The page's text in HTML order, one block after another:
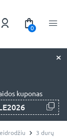
0
×
kuponas
3 durų